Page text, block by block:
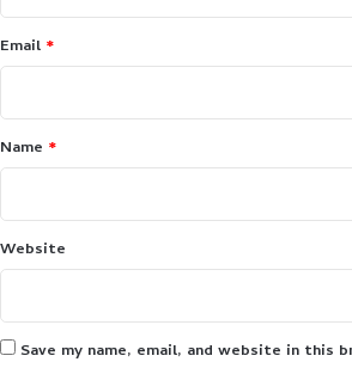
*
Email *
Name *
Website
Save my name, email, and website in this